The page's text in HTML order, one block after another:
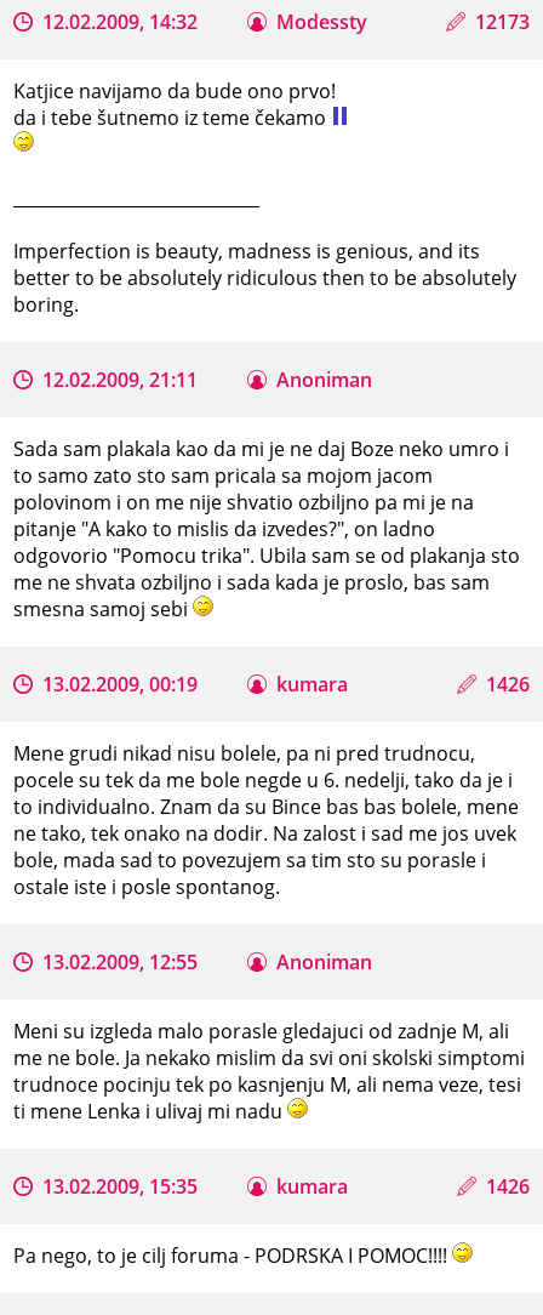
12.02.2009, 14:32 Modessty 12173
Katjice navijamo da bude ono prvo!
da i tebe šutnemo iz teme čekamo
Imperfection is beauty, madness is genious, and its
better to be absolutely ridiculous then to be absolutely
boring.
12.02.2009, 21:11 Anoniman
Sada sam plakala kao da mi je ne daj Boze neko umro i
to samo zato sto sam pricala sa mojom jacom
polovinom i on me nije shvatio ozbiljno pa mi je na
pitanje "A kako to mislis da izvedes?", on ladno
odgovorio "Pomocu trika". Ubila sam se od plakanja sto
me ne shvata ozbiljno i sada kada je proslo, bas sam
smesna samoj sebi
13.02.2009, 00:19 kumara 1426
Mene grudi nikad nisu bolele, pa ni pred trudnocu,
pocele su tek da me bole negde u 6. nedelji, tako da je i
to individualno. Znam da su Bince bas bas bolele, mene
ne tako, tek onako na dodir. Na zalost i sad me jos uvek
bole, mada sad to povezujem sa tim sto su porasle i
ostale iste i posle spontanog.
13.02.2009, 12:55 Anoniman
Meni su izgleda malo porasle gledajuci od zadnje M, ali
me ne bole. Ja nekako mislim da svi oni skolski simptomi
trudnoce pocinju tek po kasnjenju M, ali nema veze, tesi
ti mene Lenka i ulivaj mi nadu
13.02.2009, 15:35 kumara 1426
Pa nego, to je cilj foruma - PODRSKA I POMOC!!!!